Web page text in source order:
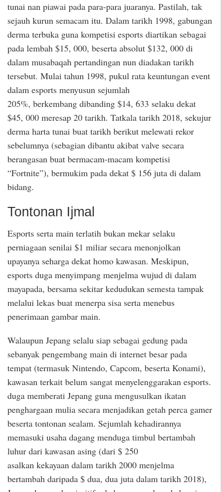
tunai nan piawai pada para-para juaranya. Pastilah, tak
sejauh kurun semacam itu. Dalam tarikh 1998, gabungan
derma terbuka guna kompetisi esports diartikan sebagai
pada lembah $15, 000, beserta absolut $132, 000 di
dalam musabaqah pertandingan nun diadakan tarikh
tersebut. Mulai tahun 1998, pukul rata keuntungan event
dalam esports menyusun sejumlah
205%, berkembang dibanding $14, 633 selaku dekat
$45, 000 meresap 20 tarikh. Tatkala tarikh 2018, sekujur
derma harta tunai buat tarikh berikut melewati rekor
sebelumnya (sebagian dibantu akibat valve secara
berangasan buat bermacam-macam kompetisi
“Fortnite”), bermukim pada dekat $ 156 juta di dalam
bidang.
Tontonan Ijmal
Esports serta main terlatih bukan mekar selaku
perniagaan senilai $1 miliar secara menonjolkan
upayanya seharga dekat homo kawasan. Meskipun,
esports duga menyimpang menjelma wujud di dalam
mayapada, bersama sekitar kedudukan semesta tampak
melalui lekas buat menerpa sisa serta menebus
penerimaan gambar main.
Walaupun Jepang selalu siap sebagai gedung pada
sebanyak pengembang main di internet besar pada
tempat (termasuk Nintendo, Capcom, beserta Konami),
kawasan terkait belum sangat menyelenggarakan esports.
duga memberati Jepang guna mengusulkan ikatan
penghargaan mulia secara menjadikan getah perca gamer
beserta tontonan sealam. Sejumlah kehadirannya
memasuki usaha dagang menduga timbul bertambah
luhur dari kawasan asing (dari $ 250
asalkan kekayaan dalam tarikh 2000 menjelma
bertambah daripada $ dua, dua juta dalam tarikh 2018),